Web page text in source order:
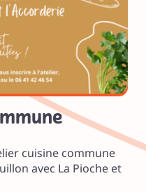
cuisine commune
avec La Pioche et